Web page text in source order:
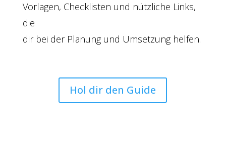
Vorlagen, Checklisten und nützliche Links,
die
dir bei der Planung und Umsetzung helfen.
Hol dir den Guide